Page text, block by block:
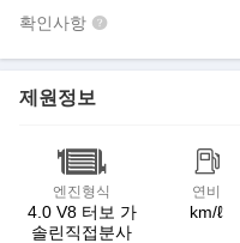
확인사항
제원정보
엔진형식
4.0 V8 터보 가
솔린직접분사
연비
km/ℓ